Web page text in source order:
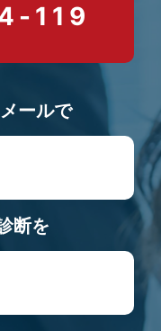
119
ールで
断を